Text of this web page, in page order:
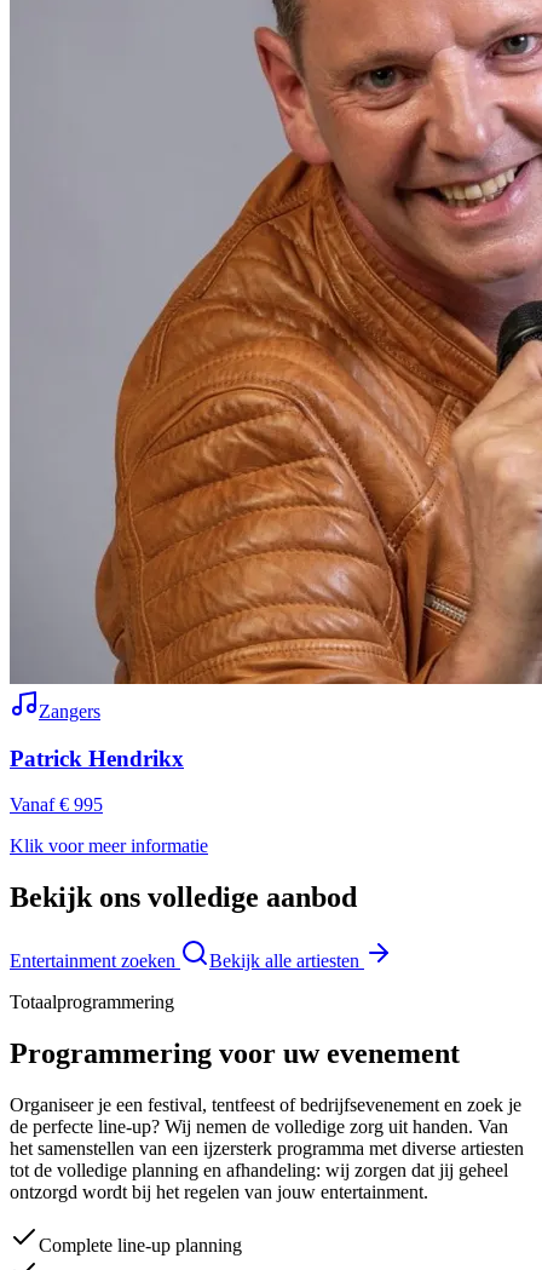
Zangers
Patrick Hendrikx
Vanaf € 995
Klik voor meer informatie
Bekijk ons volledige aanbod
Entertainment zoeken
Bekijk alle artiesten
Totaalprogrammering
Programmering voor uw evenement
Organiseer je een festival, tentfeest of bedrijfsevenement en zoek je
de perfecte line-up? Wij nemen de volledige zorg uit handen. Van
het samenstellen van een ijzersterk programma met diverse artiesten
tot de volledige planning en afhandeling: wij zorgen dat jij geheel
ontzorgd wordt bij het regelen van jouw entertainment.
Complete line-up planning